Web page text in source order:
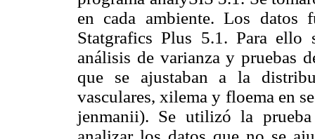
en cada ambiente. Los datos
Statgrafics Plus 5.1. Para ello
análisis de varianza y pruebas
que se ajustaban a la
vasculares, xilema y floema en
jenmanii). Se utilizó la